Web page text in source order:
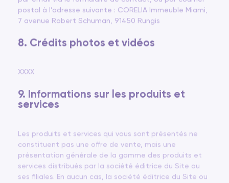
postal à l’adresse suivante : CORELIA Immeuble Miami,
7 avenue Robert Schuman, 91450 Rungis
8. Crédits photos et vidéos
XXXX
9. Informations sur les produits et
services
Les produits et services qui vous sont présentés ne
constituent pas une offre de vente, mais une
présentation générale de la gamme des produits et
services distribués par la société éditrice du Site ou
ses filiales. En aucun cas, la société éditrice du Site ou